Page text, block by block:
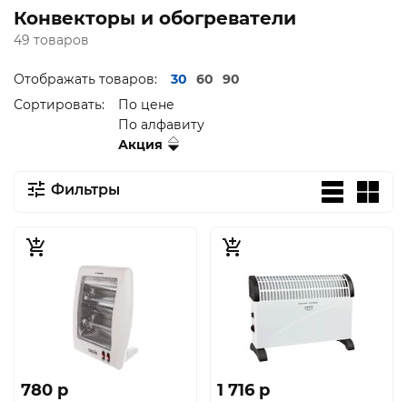
Конвекторы и обогреватели
49 товаров
Отображать товаров: 30 60
90
Сортировать:
По цене
По алфавиту
Акция
Фильтры
780 p 1 716 p